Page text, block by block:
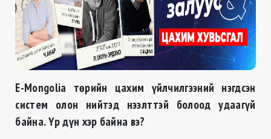
E-Mongolia төрийн цахим үйлчилгээний нэгдсэн
систем олон нийтэд нээлттэй болоод удаагүй
байна. Үр дүн хэр байна вэ?